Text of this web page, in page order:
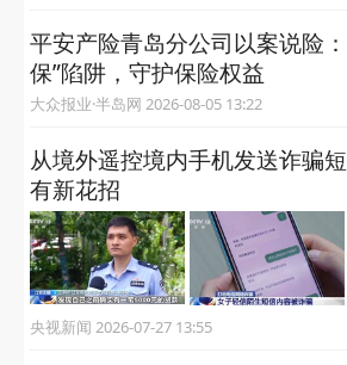
平安产险青岛分公司以案说险
保”陷阱，守护保险权益
大众报业·半岛网 2026-08-05 13:22
从境外遥控境内手机发送诈骗
有新花招
央视新闻 2026-07-27 13:55